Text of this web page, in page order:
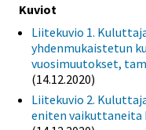
Kuviot
Liitekuvio 1.
yhdenmukaistetun
vuosimuutokset,
(14.12.2020)
Liitekuvio 2.
eniten vaikuttaneita